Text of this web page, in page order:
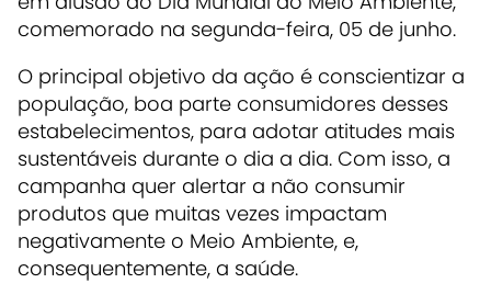
comemorado na segunda-feira, 05 de junho.
O principal objetivo da ação é conscientizar a
população, boa parte consumidores desses
estabelecimentos, para adotar atitudes mais
sustentáveis durante o dia a dia. Com isso, a
campanha quer alertar a não consumir
produtos que muitas vezes impactam
negativamente o Meio Ambiente, e,
consequentemente, a saúde.